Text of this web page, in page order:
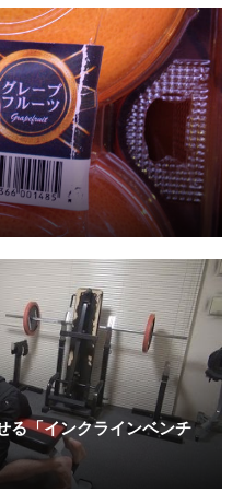
る「インクラインベンチ